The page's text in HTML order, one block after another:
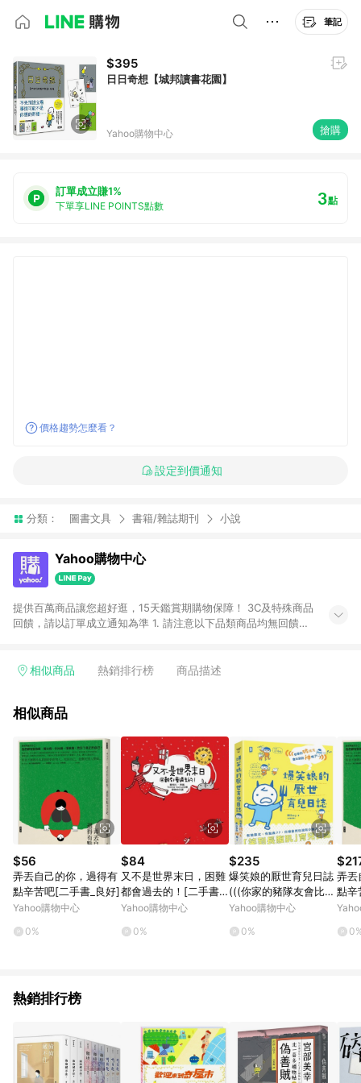
筆記
$395
日日奇想【城邦讀書花園】
Yahoo購物中心 搶購
訂單成立賺1%
下單享LINE POINTS點數 3點
價格趨勢怎麼看？
設定到價通知
分類： 圖書文具 書籍/雜誌期刊 小說
Yahoo購物中心
提供百萬商品讓您超好逛，15天鑑賞期購物保障！ 3C及特殊商品
回饋，請以訂單成立通知為準 1. 請注意以下品類商品均無回饋：
電玩/遊戲/相機/單眼/鏡頭/拍立得 [2024/6/1起適用] -內接硬
的購回饋活動享Yahoo超贈點回饋者 - 購物中心商店之商品：商
3. 訂單回饋金額將扣除運費/購物金/超贈點/福利金/紅利折抵/折
價券等虛擬貨幣折抵 4. 大宗採購或批發轉賣不具回饋資格： 如
有相關事證認定您為大宗採購、批發轉賣而非最終消費使用者，
相關認定以Yahoo購物中心之認定為準
相似商品 熱銷排行榜 商品描述
相似商品
$56
弄丟自己的你，過得有
點辛苦吧[二手書_良好]
Yahoo購物中心
0%
$84
又不是世界末日，困難
都會過去的！[二手書_
良好]
Yahoo購物中心
0%
$235
爆笑娘的厭世育兒日誌
(((你家的豬隊友會比我
的神嗎？)))[二手書_良
Yahoo購物中心
0%
弄丟
點辛
熱銷排行榜